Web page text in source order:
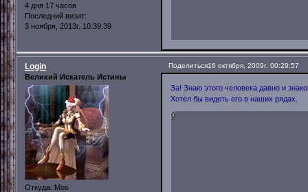
4 дня 17 часов
Последний визит:
3 ноября, 2013г. 10:39:39
Поделиться16 октября, 2009г. 00:29:57
Login
Великий Искатель Истины
Откуда: Mos
За! Знаю этого человека давно и
Хотел бы видеть его в наших рядах.
0